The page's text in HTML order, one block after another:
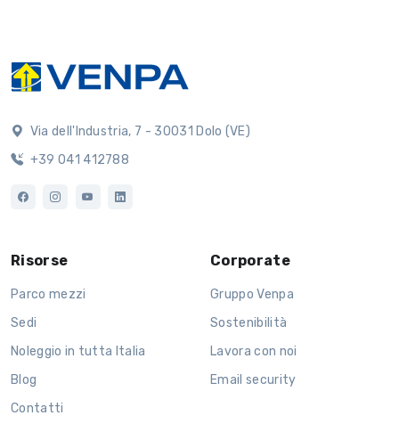
Via dell'Industria, 7 - 30031 Dolo (VE)
+39 041 412788
Risorse
Parco mezzi
Sedi
Noleggio in tutta Italia
Blog
Contatti
Corporate
Gruppo Venpa
Sostenibilità
Lavora con noi
Email security